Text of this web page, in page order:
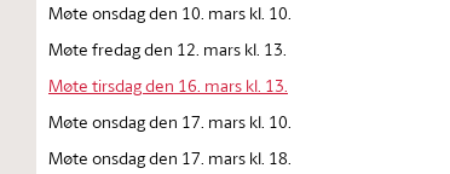
Møte onsdag den 10. mars kl. 10.
Møte fredag den 12. mars kl. 13.
Møte tirsdag den 16. mars kl. 13.
Møte onsdag den 17. mars kl. 10.
Møte onsdag den 17. mars kl. 18.